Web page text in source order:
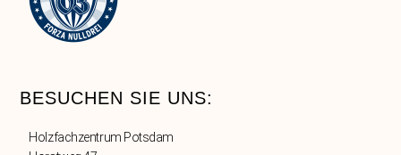
BESUCHEN SIE UNS:
Holzfachzentrum Potsdam